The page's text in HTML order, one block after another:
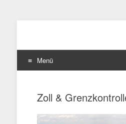
Menü
springen
Zoll &